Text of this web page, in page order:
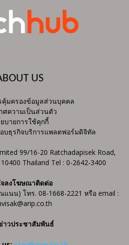
US
คุ้มครองข้อมูลส่วนบุคคล
ศความเป็นส่วนตัว
บายการใช้คุกกี้
บธุรกิจบริการแพลตฟอร์มดิจิทัล
99/16-20 Ratchadapisek Road,
Thailand Tel : 0-2642-3400
ลงโฆษณาติดต่อ
นน) โทร. 08-1668-2221 หรือ email :
าวประชาสัมพันธ์